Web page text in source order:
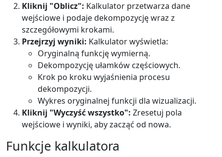
Kliknij "Oblicz": Kalkulator przetwarza dane
wejściowe i podaje dekompozycję wraz z
szczegółowymi krokami.
Przejrzyj wyniki: Kalkulator wyświetla:
Oryginalną funkcję wymierną.
Dekompozycję ułamków częściowych.
Krok po kroku wyjaśnienia procesu
dekompozycji.
Wykres oryginalnej funkcji dla wizualizacji.
Kliknij "Wyczyść wszystko": Zresetuj pola
wejściowe i wyniki, aby zacząć od nowa.
Funkcje kalkulatora